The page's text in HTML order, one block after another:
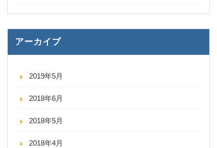
アーカイブ
2019年5月
2018年6月
2018年5月
2018年4月